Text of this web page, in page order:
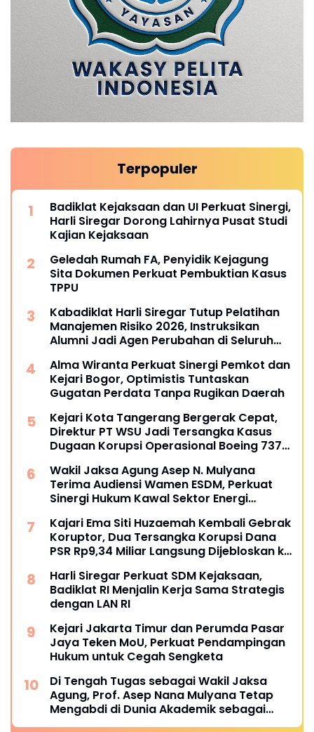
Terpopuler
Badiklat Kejaksaan dan UI Perkuat Sinergi,
Harli Siregar Dorong Lahirnya Pusat Studi
Kajian Kejaksaan
Geledah Rumah FA, Penyidik Kejagung
Sita Dokumen Perkuat Pembuktian Kasus
TPPU
Kabadiklat Harli Siregar Tutup Pelatihan
Manajemen Risiko 2026, Instruksikan
Alumni Jadi Agen Perubahan di Seluruh
Alma Wiranta Perkuat Sinergi Pemkot dan
Kejari Bogor, Optimistis Tuntaskan
Gugatan Perdata Tanpa Rugikan Daerah
Kejari Kota Tangerang Bergerak Cepat,
Direktur PT WSU Jadi Tersangka Kasus
Dugaan Korupsi Operasional Boeing 737-
Wakil Jaksa Agung Asep N. Mulyana
Terima Audiensi Wamen ESDM, Perkuat
Sinergi Hukum Kawal Sektor Energi
Kajari Ema Siti Huzaemah Kembali Gebrak
Koruptor, Dua Tersangka Korupsi Dana
PSR Rp9,34 Miliar Langsung Dijebloskan ke
Harli Siregar Perkuat SDM Kejaksaan,
Badiklat RI Menjalin Kerja Sama Strategis
dengan LAN RI
Kejari Jakarta Timur dan Perumda Pasar
Jaya Teken MoU, Perkuat Pendampingan
Hukum untuk Cegah Sengketa
Di Tengah Tugas sebagai Wakil Jaksa
Agung, Prof. Asep Nana Mulyana Tetap
Mengabdi di Dunia Akademik sebagai
Penguji Promosi Doktor Unpad